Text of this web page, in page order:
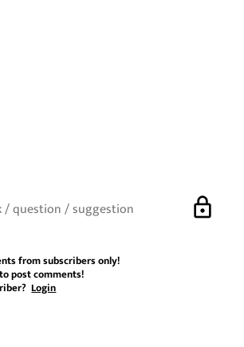
lock
from subscribers only!
to post comments!
Login